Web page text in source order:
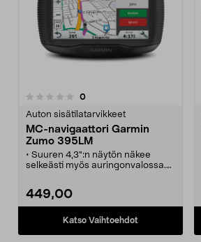
0arvostelut
Auton sisätilatarvikkeet
MC-navigaattori Garmin
Zumo 395LM
• Suuren 4,3":n näytön näkee
selkeästi myös auringonvalossa.
• Kestää huonoa säätä,
polttoainehöyryjä ja UV-valoa.
• Ohjaa matkapuhelintasi
449,00
Katso Vaihtoehdot
0.0 viidestä